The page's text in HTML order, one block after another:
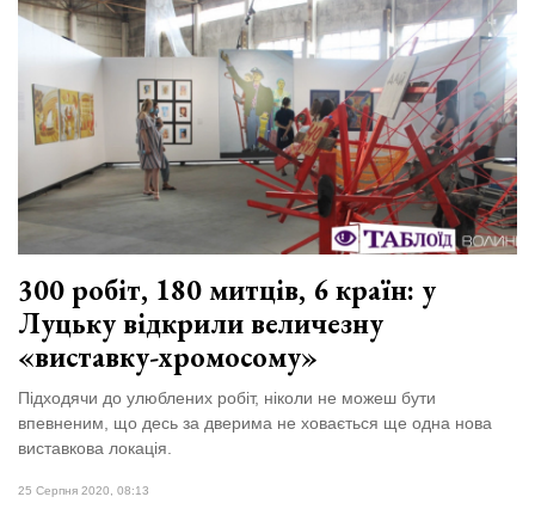
300 робіт, 180 митців, 6 країн: у
Луцьку відкрили величезну
«виставку-хромосому»
Підходячи до улюблених робіт, ніколи не можеш бути
впевненим, що десь за дверима не ховається ще одна нова
виставкова локація.
25 Серпня 2020, 08:13